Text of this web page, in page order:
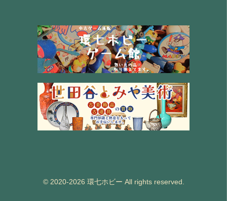
© 2020-2026 環七ホビー All rights reserved.